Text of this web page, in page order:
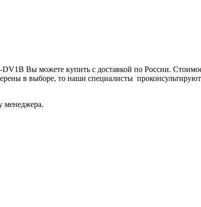
Вы можете купить с доставкой по России.
в выборе, то наши специалисты
менеджера.